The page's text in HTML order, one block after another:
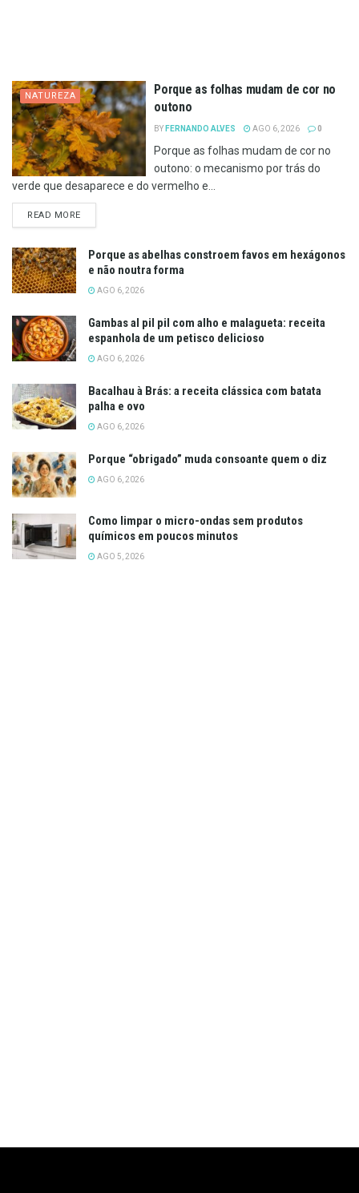
NATUREZA
Porque as folhas mudam de cor no
outono
BY FERNANDO ALVES AGO 6, 2026 0
Porque as folhas mudam de cor no
outono: o mecanismo por trás do
verde que desaparece e do vermelho e...
READ MOREDETAILS
Porque as abelhas constroem favos em hexágonos
e não noutra forma
AGO 6, 2026
Gambas al pil pil com alho e malagueta: receita
espanhola de um petisco delicioso
AGO 6, 2026
Bacalhau à Brás: a receita clássica com batata
palha e ovo
AGO 6, 2026
Porque “obrigado” muda consoante quem o diz
AGO 6, 2026
Como limpar o micro-ondas sem produtos
químicos em poucos minutos
AGO 5, 2026